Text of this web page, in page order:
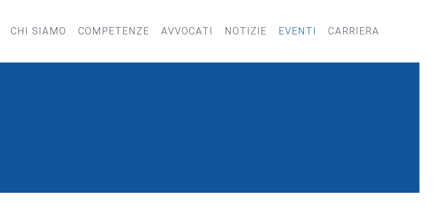
CHI SIAMO COMPETENZE AVVOCATI NOTIZIE EVENTI CARRIERA